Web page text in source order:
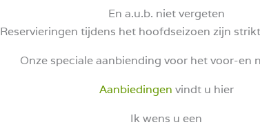
En a.u.b. niet vergeten
Reservieringen tijdens het hoofdseizoen zijn
Onze speciale aanbiending voor het voor-en
Aanbiedingen vindt u hier
Ik wens u een